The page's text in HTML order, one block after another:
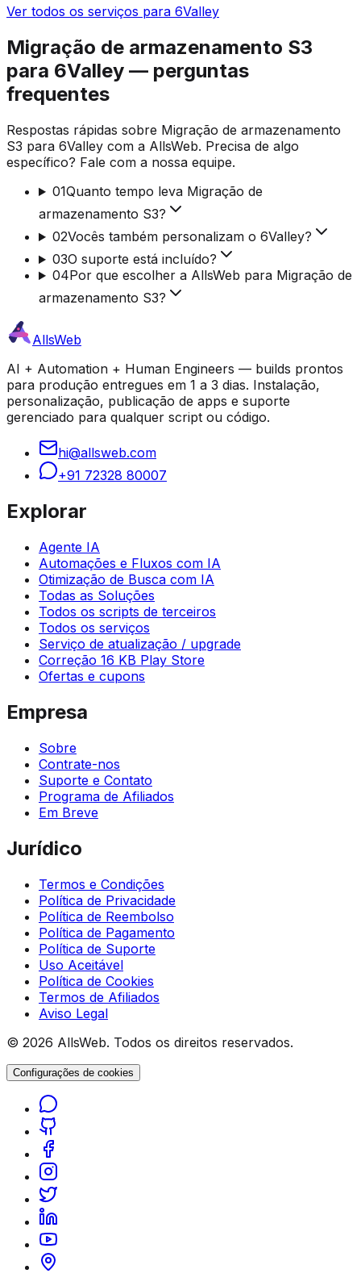
Ver todos os serviços para 6Valley
Migração de armazenamento S3
para 6Valley — perguntas
frequentes
Respostas rápidas sobre Migração de armazenamento
S3 para 6Valley com a AllsWeb. Precisa de algo
específico? Fale com a nossa equipe.
01Quanto tempo leva Migração de
armazenamento S3?
02Vocês também personalizam o 6Valley?
03O suporte está incluído?
04Por que escolher a AllsWeb para Migração de
armazenamento S3?
AllsWeb
AI + Automation + Human Engineers — builds prontos
para produção entregues em 1 a 3 dias. Instalação,
personalização, publicação de apps e suporte
gerenciado para qualquer script ou código.
hi@allsweb.com
+91 72328 80007
Explorar
Agente IA
Automações e Fluxos com IA
Otimização de Busca com IA
Todas as Soluções
Todos os scripts de terceiros
Todos os serviços
Serviço de atualização / upgrade
Correção 16 KB Play Store
Ofertas e cupons
Empresa
Sobre
Contrate-nos
Suporte e Contato
Programa de Afiliados
Em Breve
Jurídico
Termos e Condições
Política de Privacidade
Política de Reembolso
Política de Pagamento
Política de Suporte
Uso Aceitável
Política de Cookies
Termos de Afiliados
Aviso Legal
© 2026 AllsWeb. Todos os direitos reservados.
Configurações de cookies